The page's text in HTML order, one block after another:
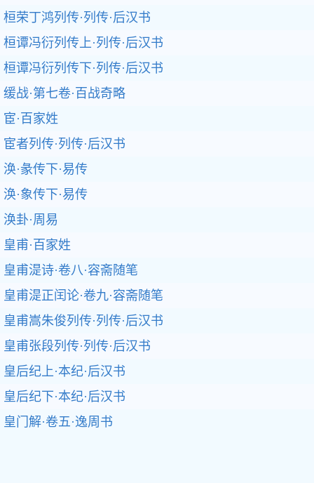
桓荣丁鸿列传·列传·后汉书
桓谭冯衍列传上·列传·后汉书
桓谭冯衍列传下·列传·后汉书
缓战·第七卷·百战奇略
宦·百家姓
宦者列传·列传·后汉书
涣·彖传下·易传
涣·象传下·易传
涣卦·周易
皇甫·百家姓
皇甫湜诗·卷八·容斋随笔
皇甫湜正闰论·卷九·容斋随笔
皇甫嵩朱俊列传·列传·后汉书
皇甫张段列传·列传·后汉书
皇后纪上·本纪·后汉书
皇后纪下·本纪·后汉书
皇门解·卷五·逸周书